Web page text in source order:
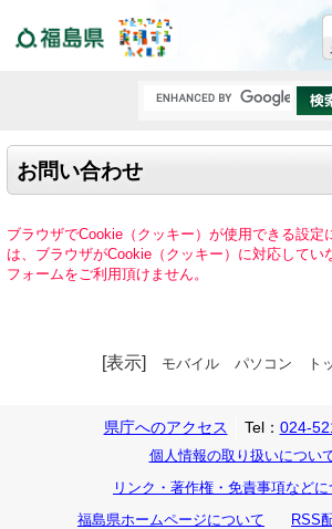
お問い合わせ
ブラウザでCookie（クッキー）が使用できる設定
は、ブラウザがCookie（クッキー）に対応してい
フォームをご利用頂けません。
[表示] モバイル パソコン ト
県庁へのアクセス Tel： 024-
個人情報の取り扱いについ
リンク・著作権・免責事項などに
福島県ホームページについて
RSS